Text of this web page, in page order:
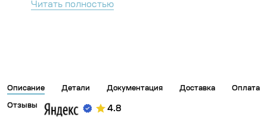
Читать полностью
Описание Детали Документация Доставка Оплата
Отзывы 4.8